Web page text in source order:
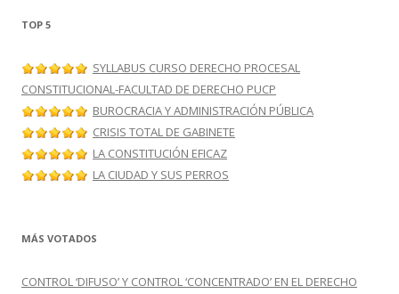
TOP 5
SYLLABUS CURSO DERECHO PROCESAL
CONSTITUCIONAL-FACULTAD DE DERECHO PUCP
BUROCRACIA Y ADMINISTRACIÓN PÚBLICA
CRISIS TOTAL DE GABINETE
LA CONSTITUCIÓN EFICAZ
LA CIUDAD Y SUS PERROS
MÁS VOTADOS
CONTROL ‘DIFUSO’ Y CONTROL ‘CONCENTRADO’ EN EL DERECHO